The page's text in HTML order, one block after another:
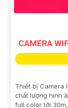
CAMERA
Thiết bị Camera
chất lượng hình
full color tới